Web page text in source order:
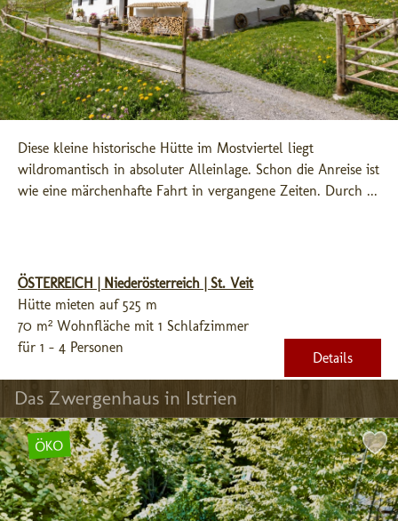
Diese kleine historische Hütte im Mostviertel liegt
wildromantisch in absoluter Alleinlage. Schon die Anreise ist
wie eine märchenhafte Fahrt in vergangene Zeiten. Durch ...
ÖSTERREICH | Niederösterreich | St. Veit
Hütte mieten auf 525 m
70 m² Wohnfläche mit 1 Schlafzimmer
für 1 - 4 Personen
Details
Das Zwergenhaus in Istrien
ÖKO